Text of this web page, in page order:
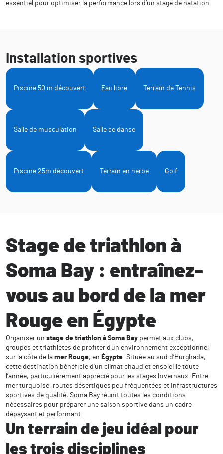
essentiel pour optimiser la performance lors d’un stage de natation.
Installation sportives
Piscine 50 m découvert Eau libre Terrain de Tennis
Salle de musculation Salle de danse
Piscine 25m découvert Terrain en herbe Golf
Stage de triathlon à
Soma Bay : entraînez-
vous au bord de la mer
Rouge en Égypte
Organiser un stage de triathlon à Soma Bay permet aux clubs,
groupes et triathlètes de profiter d’un environnement exceptionnel
sur la côte de la mer Rouge, en Égypte. Située au sud d’Hurghada,
cette destination bénéficie d’un climat chaud et ensoleillé toute
l’année, particulièrement apprécié pour les stages hivernaux. Entre
mer turquoise, routes désertiques peu fréquentées et infrastructures
sportives de qualité, Soma Bay réunit toutes les conditions
nécessaires pour préparer une saison sportive dans un cadre
dépaysant et performant.
Un terrain de jeu idéal pour
les trois disciplines